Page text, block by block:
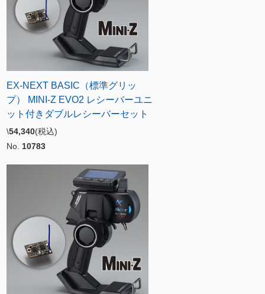
EX-NEXT BASIC（標準グリッ
プ） MINI-Z EVO2 レシーバーユニ
ット付きダブルレシーバーセット
\54,340(税込)
No. 10783